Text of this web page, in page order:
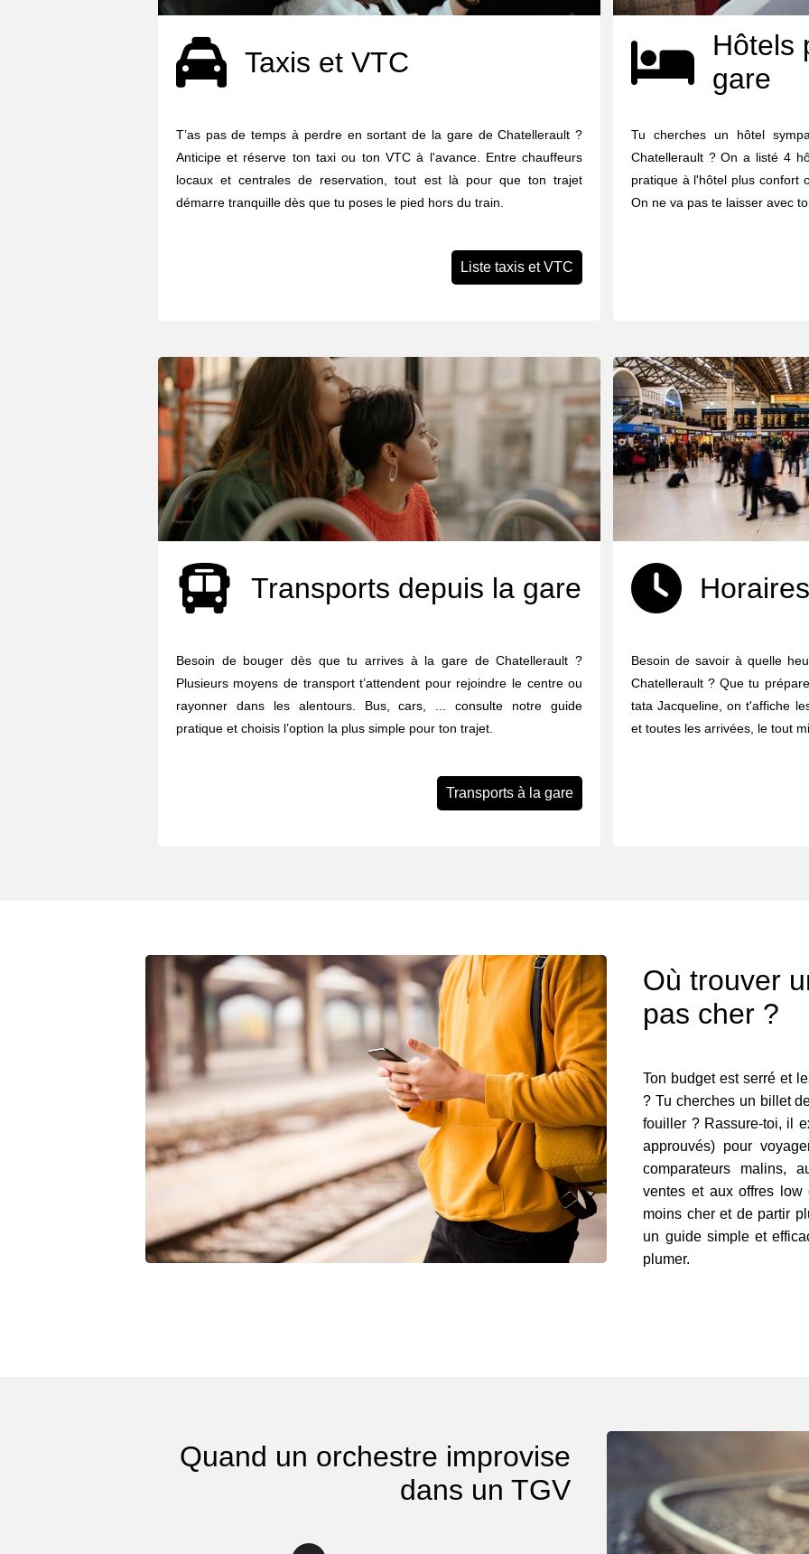
Taxis et VTC
T’as pas de temps à perdre en sortant de la gare de Chatellerault ?
Anticipe et réserve ton taxi ou ton VTC à l'avance. Entre chauffeurs
locaux et centrales de reservation, tout est là pour que ton trajet
démarre tranquille dès que tu poses le pied hors du train.
Liste taxis et VTC
Hôtels
gare
Tu cherches un hôtel
Chatellerault ? On a listé 4
pratique à l'hôtel plus confort
On ne va pas te laisser avec
Transports depuis la gare
Besoin de bouger dès que tu arrives à la gare de Chatellerault ?
Plusieurs moyens de transport t’attendent pour rejoindre le centre ou
rayonner dans les alentours. Bus, cars, ... consulte notre guide
pratique et choisis l’option la plus simple pour ton trajet.
Transports à la gare
Besoin de savoir à quelle
Chatellerault ? Que tu
tata Jacqueline, on t'affiche
et toutes les arrivées, le tout
Où trouver
pas cher ?
Ton budget est serré et
? Tu cherches un billet
fouiller ? Rassure-toi, il
approuvés) pour
comparateurs malins,
ventes et aux offres
moins cher et de partir
un guide simple et
plumer.
Quand un orchestre improvise
dans un TGV